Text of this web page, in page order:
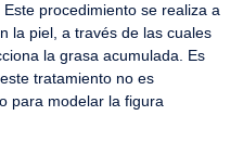
procedimiento se realiza a
la piel, a través de las cuales
la grasa acumulada. Es
tratamiento no es
para modelar la figura